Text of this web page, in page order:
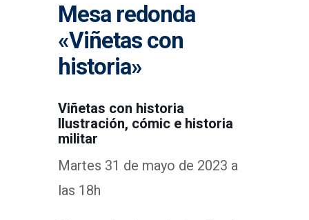
Mesa redonda
«Viñetas con
historia»
Viñetas con historia
Ilustración, cómic e historia
militar
Martes 31 de mayo de 2023 a
las 18h